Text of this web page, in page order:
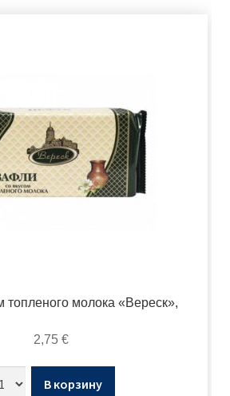
топленого молока «Вереск»,
2,75 €
В корзину